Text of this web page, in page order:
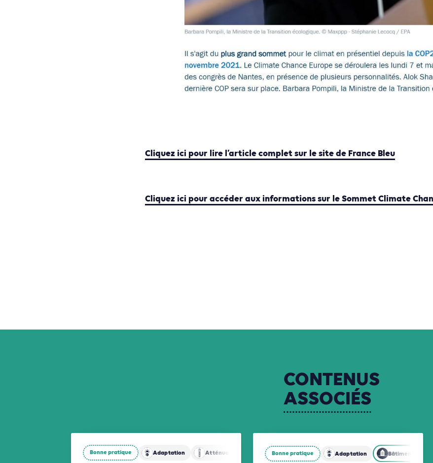
Cliquez ici pour lire l’article complet sur le site de France Bleu
Cliquez ici pour accéder aux informations sur le Sommet Climate
CONTENUS
ASSOCIÉS
Bonne pratique Adaptation Atténuation Biodiversité
Bonne pratique Adaptation Bâtiments